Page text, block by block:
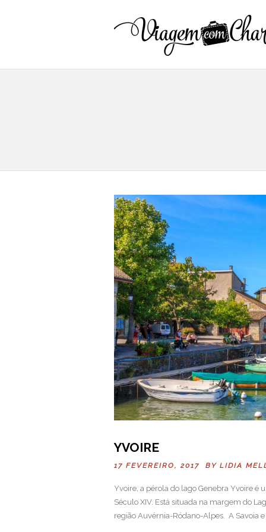
YVOIRE
17 FEVEREIRO, 2017 BY LIDIA
Yvoire, a pérola do lago Genebra Yvoire é
Século XIV. Está situada na margem do
região Auvérnia-Ródano-Alpes. A Savoia